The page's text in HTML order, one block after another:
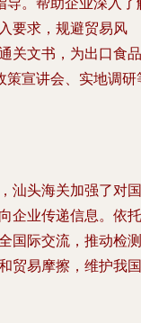
要求，规避贸易风
关文书，为出口食品
策宣讲会、实地调研
汕头海关加强了对国
企业传递信息。依托
国际交流，推动检测
贸易摩擦，维护我国